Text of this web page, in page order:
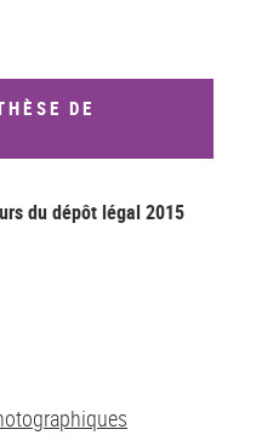
DE
du dépôt légal 2015